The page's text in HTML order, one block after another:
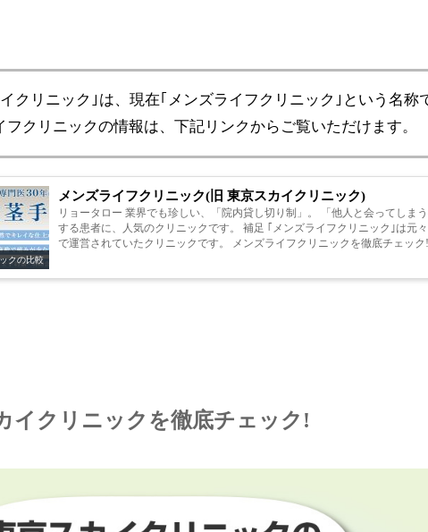
クリニック｣は、現在｢メンズライフクリニック｣という名称
フクリニックの情報は、下記リンクからご覧いただけます。
クの比較
メンズライフクリニック(旧 東京スカイクリニック)
リョータロー 業界でも珍しい、「院内貸し切り制」。 「他人と会ってしま
する患者に、人気のクリニックです。 補足 ｢メンズライフクリニック｣は元々｢東京スカイクリニック｣という名称
で運営されていたクリニックです。 メンズライフクリニックを徹底
イクリニックを徹底チェック!